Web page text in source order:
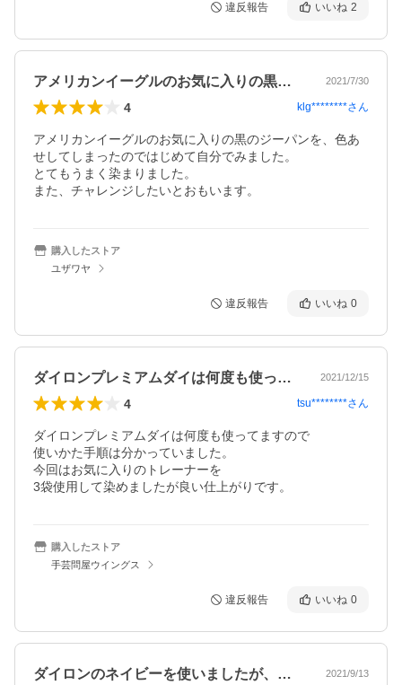
違反報告 いいね 2
アメリカンイーグルのお気に入りの黒のジ… 2021/7/30
4 klg********さん
アメリカンイーグルのお気に入りの黒のジーパンを、色あ
せしてしまったのではじめて自分でみました。
とてもうまく染まりました。
また、チャレンジしたいとおもいます。
購入したストア
ユザワヤ
違反報告 いいね 0
ダイロンプレミアムダイは何度も使ってま… 2021/12/15
4 tsu********さん
ダイロンプレミアムダイは何度も使ってますので
使いかた手順は分かっていました。
今回はお気に入りのトレーナーを
3袋使用して染めましたが良い仕上がりです。
購入したストア
手芸問屋ウイングス
違反報告 いいね 0
ダイロンのネイビーを使いましたが、枚数… 2021/9/13